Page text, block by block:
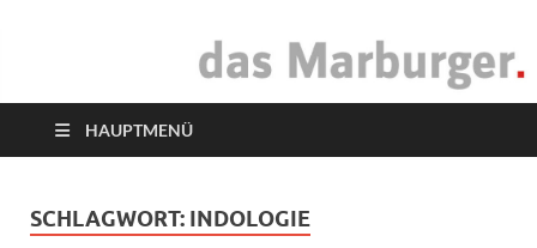
das Marburger.
HAUPTMENÜ
SCHLAGWORT: INDOLOGIE